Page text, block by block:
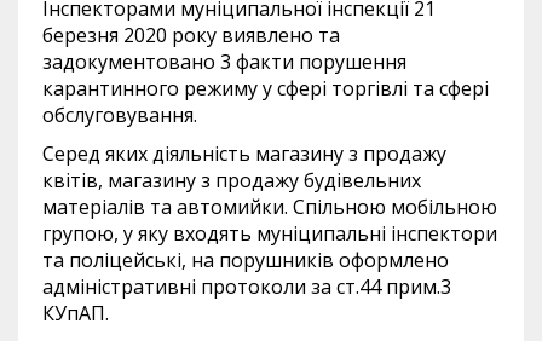
Інспекторами муніципальної інспекції 21
березня 2020 року виявлено та
задокументовано 3 факти порушення
карантинного режиму у сфері торгівлі та сфері
обслуговування.
Серед яких діяльність магазину з продажу
квітів, магазину з продажу будівельних
матеріалів та автомийки. Спільною мобільною
групою, у яку входять муніципальні інспектори
та поліцейські, на порушників оформлено
адміністративні протоколи за ст.44 прим.3
КУпАП.